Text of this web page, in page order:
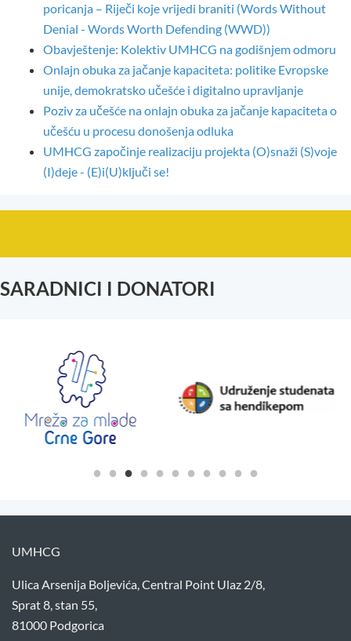
poricanja – Riječi koje vrijedi braniti (Words Without
Denial - Words Worth Defending (WWD))
Obavještenje: Kolektiv UMHCG na godišnjem odmoru
Onlajn obuka za jačanje kapaciteta: politike Evropske
unije, demokratsko učešće i digitalno upravljanje
Poziv za učešće na onlajn obuka za jačanje kapaciteta o
učešću u procesu donošenja odluka
UMHCG započinje realizaciju projekta (O)snaži (S)voje
(I)deje - (E)i(U)ključi se!
SARADNICI I DONATORI
UMHCG
Ulica Arsenija Boljevića, Central Point Ulaz 2/8,
Sprat 8, stan 55,
81000 Podgorica